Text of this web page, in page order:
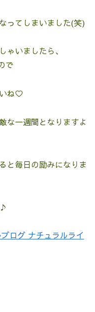
ってしまいました(笑)
ゃいましたら、
で
ね♡
な一週間となりますよ
と毎日の励みになりま